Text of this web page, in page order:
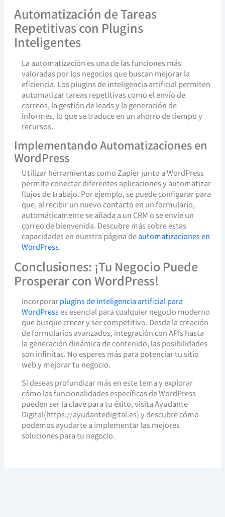
Automatización de Tareas
Repetitivas con Plugins
Inteligentes
La automatización es una de las funciones más
valoradas por los negocios que buscan mejorar la
eficiencia. Los plugins de inteligencia artificial permiten
automatizar tareas repetitivas como el envío de
correos, la gestión de leads y la generación de
informes, lo que se traduce en un ahorro de tiempo y
recursos.
Implementando Automatizaciones en
WordPress
Utilizar herramientas como Zapier junto a WordPress
permite conectar diferentes aplicaciones y automatizar
flujos de trabajo. Por ejemplo, se puede configurar para
que, al recibir un nuevo contacto en un formulario,
automáticamente se añada a un CRM o se envíe un
correo de bienvenida. Descubre más sobre estas
capacidades en nuestra página deautomatizaciones en
WordPress.
Conclusiones: ¡Tu Negocio Puede
Prosperar con WordPress!
Incorporarplugins de inteligencia artificial para
WordPresses esencial para cualquier negocio moderno
que busque crecer y ser competitivo. Desde la creación
de formularios avanzados, integración con APIs hasta
la generación dinámica de contenido, las posibilidades
son infinitas. No esperes más para potenciar tu sitio
web y mejorar tu negocio.
Si deseas profundizar más en este tema y explorar
cómo las funcionalidades específicas de WordPress
pueden ser la clave para tu éxito, visita Ayudante
Digital(https://ayudantedigital.es) y descubre cómo
podemos ayudarte a implementar las mejores
soluciones para tu negocio.